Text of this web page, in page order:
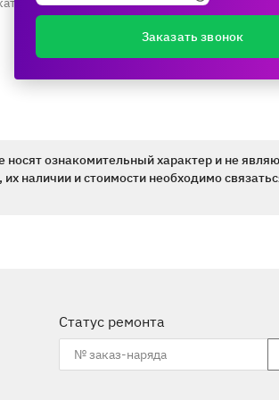
ознакомительный характер и не
наличии и стоимости необходимо
Статус ремонта
Заказать звонок